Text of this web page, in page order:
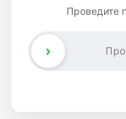
Проведите
›